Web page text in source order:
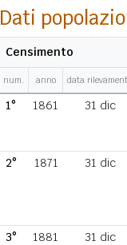
Dati
Censimento
num. anno data
1° 1861 31 dic
2°
1871 31 dic
3°
1881 31 dic